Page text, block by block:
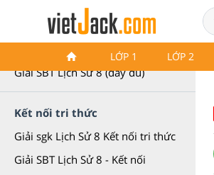
LỚP 1 LỚP 2
SBT Lịch Sử 8
Giải SBT Lịch Sử 8 (đầy đủ)
Kết nối tri thức
Giải sgk Lịch Sử 8 Kết nối tri thức
Giải SBT Lịch Sử 8 - Kết nối